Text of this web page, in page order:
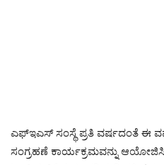
ಎಫ್‌ಇಎಸ್ ಸಂಸ್ಥೆ ಪ್ರತಿ ವರ್ಷದಂತೆ ಈ
ಸಂಗ್ರಹಣೆ ಕಾರ್ಯಕ್ರಮವನ್ನು